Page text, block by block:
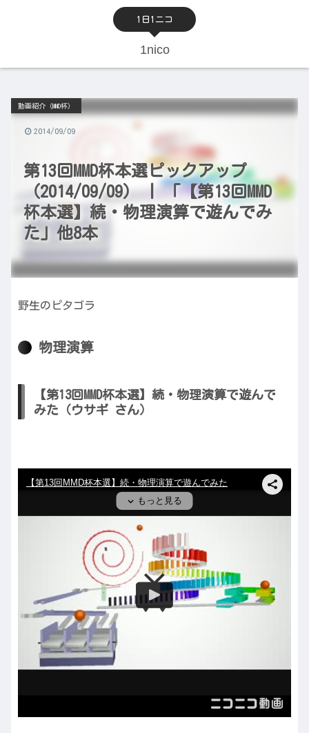
1日1ニコ
1nico
第13回MMD杯本選ピックアップ
（2014/09/09） | 「【第13回MMD
杯本選】続・物理演算で遊んでみ
た」他8本
動画紹介（MMD杯）
2014/09/09
野生のピタゴラ
物理演算
【第13回MMD杯本選】続・物理演算で遊んで
みた（ウサギ さん）